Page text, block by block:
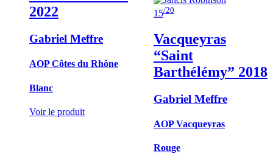
2022
Gabriel Meffre
AOP Côtes du Rhône
Blanc
Voir le produit
15/20
Vacqueyras
“Saint
Barthélémy” 2018
Gabriel Meffre
AOP Vacqueyras
Rouge